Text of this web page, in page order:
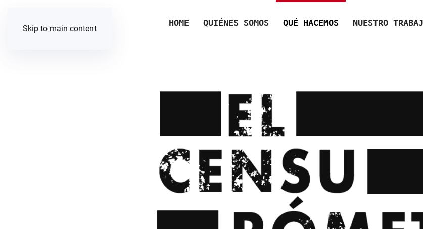
Skip to main content
HOME QUIÉNES SOMOS QUÉ HACEMOS NUESTRO